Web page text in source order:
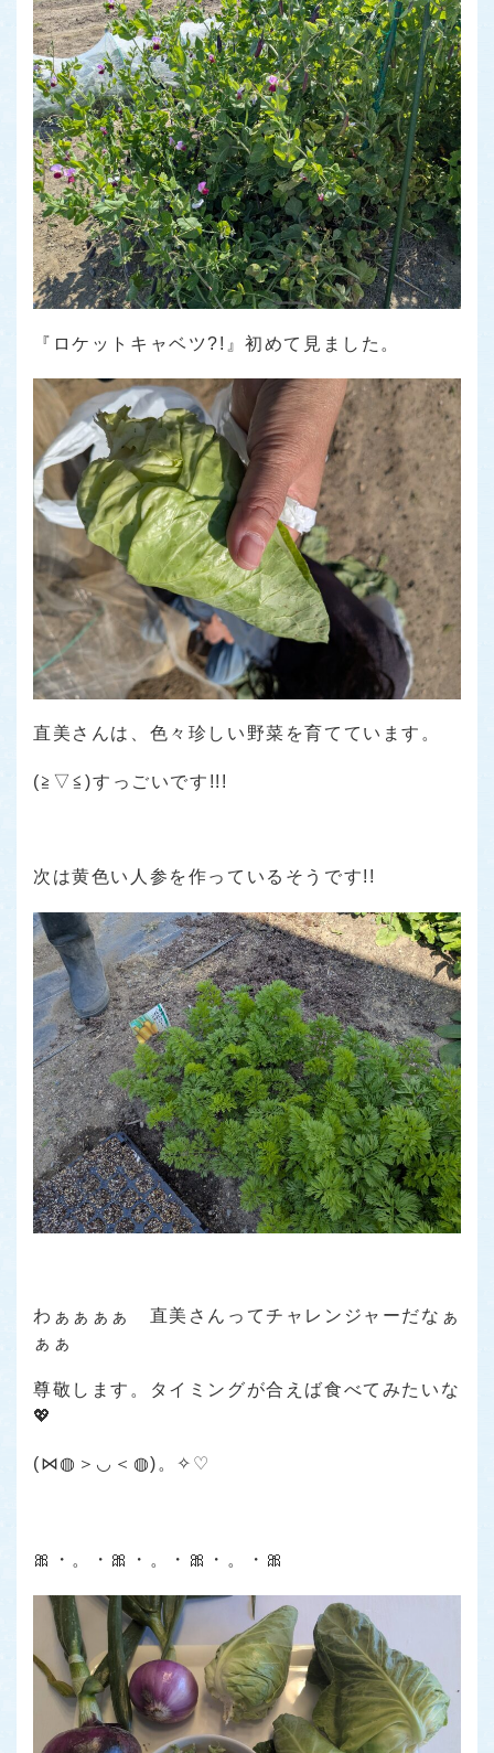
『ロケットキャベツ?!』初めて見ました。
直美さんは、色々珍しい野菜を育てています。
(≧▽≦)すっごいです!!!
次は黄色い人参を作っているそうです!!
わぁぁぁぁ 直美さんってチャレンジャーだなぁ
ぁぁ
尊敬します。タイミングが合えば食べてみたいな
💖
(⋈◍＞◡＜◍)。✧♡
🎀・。・🎀・。・🎀・。・🎀